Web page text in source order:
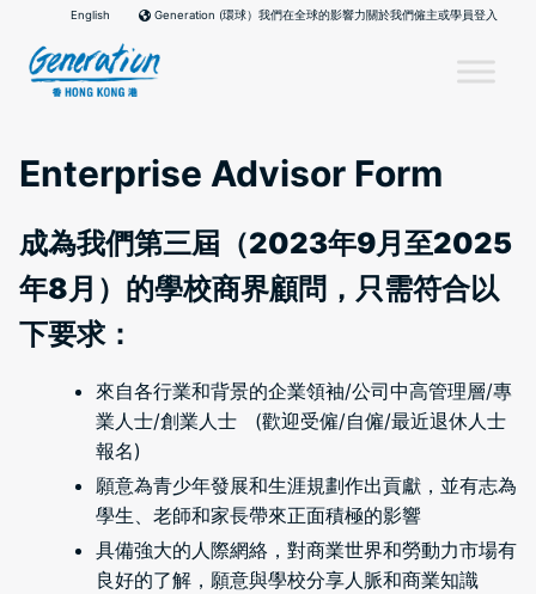
content
English Generation (環球） 我們在全球的影響力關於我們僱主或學員登入
Enterprise Advisor Form
成為我們第三屆（2023年9月至2025
年8月）的學校商界顧問，只需符合以
下要求：
來自各行業和背景的企業領袖/公司中高管理層/專
業人士/創業人士 (歡迎受僱/自僱/最近退休人士
報名)
願意為青少年發展和生涯規劃作出貢獻，並有志為
學生、老師和家長帶來正面積極的影響
具備強大的人際網絡，對商業世界和勞動力市場有
良好的了解，願意與學校分享人脈和商業知識